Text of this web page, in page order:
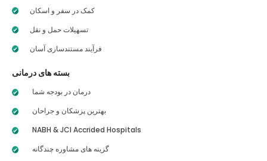
کمک در سفر و اسکان
تسهیلات حمل و نقل
فرآیند مستندسازی آسان
بسته های درمانی
درمان در بودجه شما
بهترین پزشکان و جراحان
NABH & JCI Accrided Hospitals
گزینه های مشاوره چندگانه